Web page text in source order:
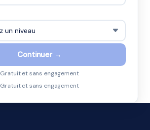
Continuer →
Gratuit et sans engagement
Gratuit et sans engagement